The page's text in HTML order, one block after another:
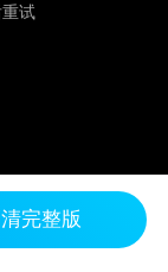
试
完整版